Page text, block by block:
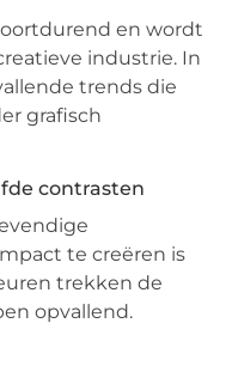
en wordt
industrie. In
trends die
grafisch
contrasten
te creëren is
trekken de
opvallend.